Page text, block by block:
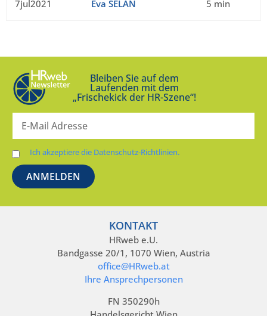
7jul2021 Eva SELAN 5 min
Bleiben Sie auf dem
Laufenden mit dem
„Frischekick der HR-Szene“!
Ich akzeptiere die Datenschutz-Richtlinien.
KONTAKT
HRweb e.U.
Bandgasse 20/1, 1070 Wien, Austria
office@HRweb.at
Ihre Ansprechpersonen
FN 350290h